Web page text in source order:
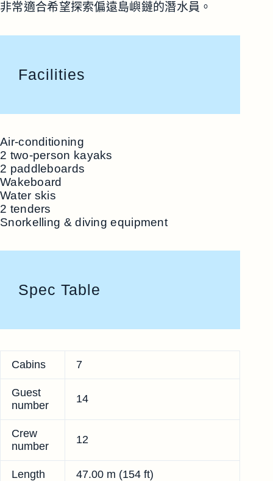
非常適合希望探索偏遠島嶼鏈的潛水員。
Facilities
Air-conditioning
2 two-person kayaks
2 paddleboards
Wakeboard
Water skis
2 tenders
Snorkelling & diving equipment
Spec Table
Cabins 7
Guest
number
14
Crew
number
12
Length 47.00 m (154 ft)